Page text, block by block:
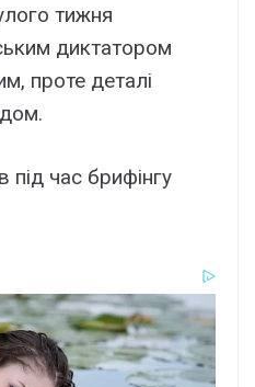
тижня
диктатором
проте деталі
під час брифінгу